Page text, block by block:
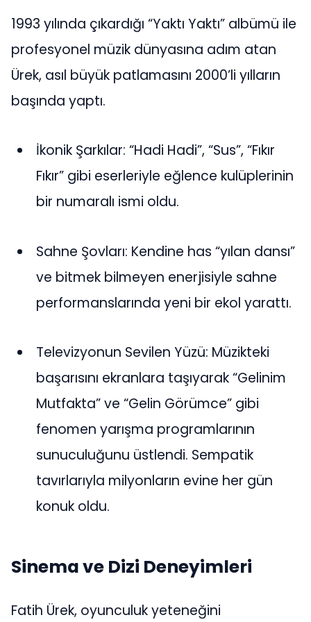
1993 yılında çıkardığı “Yaktı Yaktı” albümü ile
profesyonel müzik dünyasına adım atan
Ürek, asıl büyük patlamasını 2000’li yılların
başında yaptı.
İkonik Şarkılar: “Hadi Hadi”, “Sus”, “Fıkır
Fıkır” gibi eserleriyle eğlence kulüplerinin
bir numaralı ismi oldu.
Sahne Şovları: Kendine has “yılan dansı”
ve bitmek bilmeyen enerjisiyle sahne
performanslarında yeni bir ekol yarattı.
Televizyonun Sevilen Yüzü: Müzikteki
başarısını ekranlara taşıyarak “Gelinim
Mutfakta” ve “Gelin Görümce” gibi
fenomen yarışma programlarının
sunuculuğunu üstlendi. Sempatik
tavırlarıyla milyonların evine her gün
konuk oldu.
Sinema ve Dizi Deneyimleri
Fatih Ürek, oyunculuk yeteneğini